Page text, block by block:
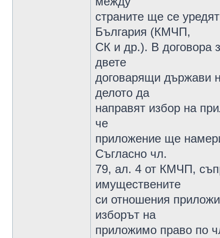
страните ще се
България (КМЧП,
СК и др.). В договора
двете
договарящи държави
делото да
направят избор на
че
приложение ще
Съгласно чл.
79, ал. 4 от КМЧП,
имуществените
си отношения
изборът на
приложимо право по